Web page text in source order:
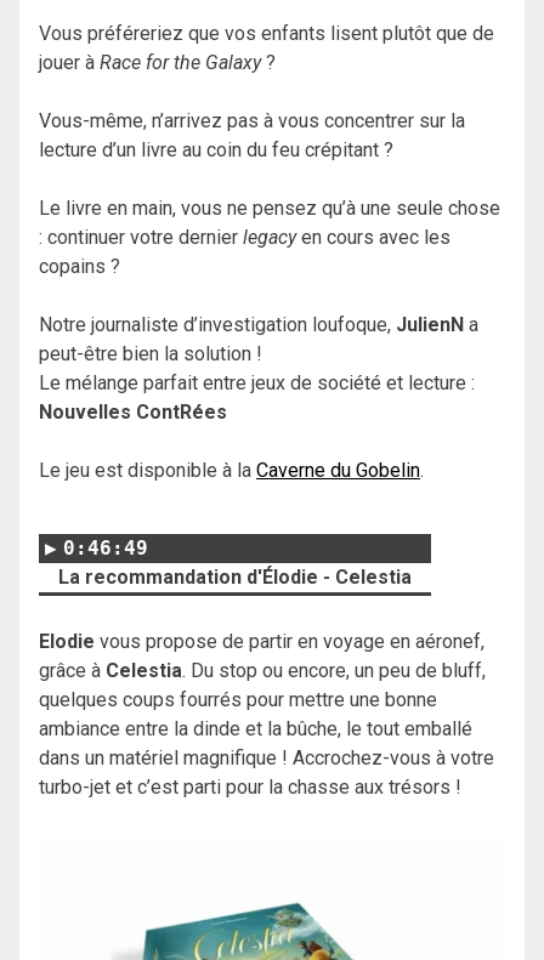
Vous préféreriez que vos enfants lisent plutôt que de
jouer à Race for the Galaxy?
Vous-même, n’arrivez pas à vous concentrer sur la
lecture d’un livre au coin du feu crépitant ?
Le livre en main, vous ne pensez qu’à une seule chose
: continuer votre dernier legacyen cours avec les
copains ?
Notre journaliste d’investigation loufoque, JulienN a
peut-être bien la solution !
Le mélange parfait entre jeux de société et lecture :
Nouvelles ContRées
Le jeu est disponible à la Caverne du Gobelin.
0:46:49
La recommandation d'Élodie - Celestia
Elodie vous propose de partir en voyage en aéronef,
grâce à Celestia. Du stop ou encore, un peu de bluff,
quelques coups fourrés pour mettre une bonne
ambiance entre la dinde et la bûche, le tout emballé
dans un matériel magnifique ! Accrochez-vous à votre
turbo-jet et c’est parti pour la chasse aux trésors !